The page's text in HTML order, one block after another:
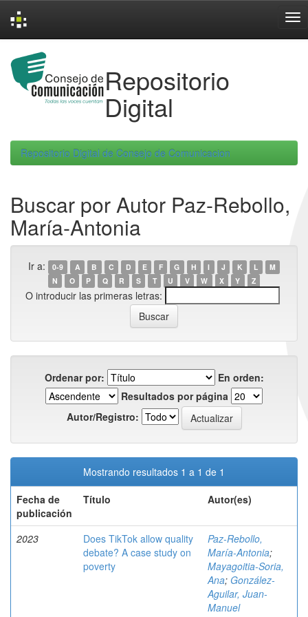
navigation
Repositorio
Digital
Repositorio Digital de Consejo de Comunicacion
Buscar por Autor Paz-Rebollo,
María-Antonia
Ir a: 0-9 A B C D E F G H I J K L
M
N
O P Q R S T U V W X Y Z
O introducir las primeras letras:
Ordenar por:
En orden:
Resultados por página
Autor/Registro:
Mostrando resultados 1 a 1 de 1
Fecha de
publicación
Título Autor(es)
2023
Does TikTok allow quality
debate? A case study on
poverty
Paz-Rebollo,
María-Antonia;
Mayagoitia-Soria,
Ana; González-
Aguilar, Juan-
Manuel